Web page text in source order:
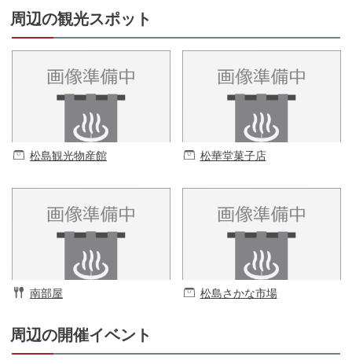
周辺の観光スポット
松島観光物産館 松華堂菓子店
南部屋 松島さかな市場
周辺の開催イベント